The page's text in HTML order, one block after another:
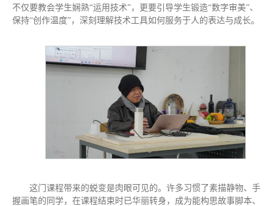
不仅要教会学生娴熟“运用技术”，更要引导学生锻造“数字审美”、
保持“创作温度”，深刻理解技术工具如何服务于人的表达与成长。
这门课程带来的蜕变是肉眼可见的。许多习惯了素描静物、手
握画笔的同学，在课程结束时已华丽转身，成为能构思故事脚本、